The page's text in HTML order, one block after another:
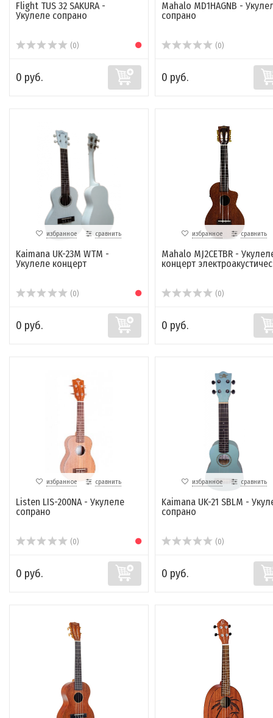
Flight TUS 32 SAKURA -
Укулеле сопрано
(0)
0 руб.
Mahalo MD1HAGNB -
сопрано
(0)
0 руб.
избранное сравнить
Kaimana UK-23M WTM -
Укулеле концерт
(0)
0 руб.
избранное сравнить
Mahalo MJ2CETBR -
концерт
(0)
0 руб.
избранное сравнить
Listen LIS-200NA - Укулеле
сопрано
(0)
0 руб.
избранное сравнить
Kaimana UK-21 SBLM -
сопрано
(0)
0 руб.